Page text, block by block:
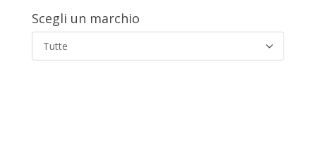
Scegli un marchio
Tutte